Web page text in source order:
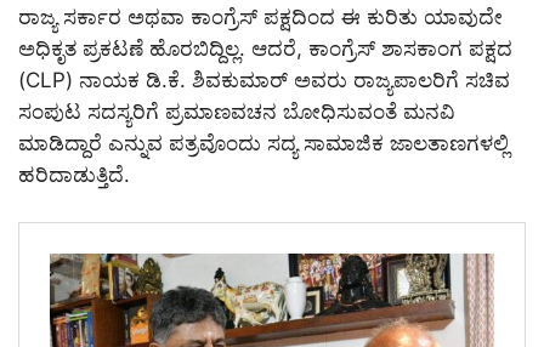
ರಾಜ್ಯ ಸರ್ಕಾರ ಅಥವಾ ಕಾಂಗ್ರೆಸ್ ಪಕ್ಷದಿಂದ ಈ ಕುರಿತು ಯಾವುದೇ
ಅಧಿಕೃತ ಪ್ರಕಟಣೆ ಹೊರಬಿದ್ದಿಲ್ಲ. ಆದರೆ, ಕಾಂಗ್ರೆಸ್‌ ಶಾಸಕಾಂಗ ಪಕ್ಷದ
(CLP) ನಾಯಕ ಡಿ.ಕೆ. ಶಿವಕುಮಾರ್ ಅವರು ರಾಜ್ಯಪಾಲರಿಗೆ ಸಚಿವ
ಸಂಪುಟ ಸದಸ್ಯರಿಗೆ ಪ್ರಮಾಣವಚನ ಬೋಧಿಸುವಂತೆ ಮನವಿ
ಮಾಡಿದ್ದಾರೆ ಎನ್ನುವ ಪತ್ರವೊಂದು ಸದ್ಯ ಸಾಮಾಜಿಕ ಜಾಲತಾಣಗಳಲ್ಲಿ
ಹರಿದಾಡುತ್ತಿದೆ.